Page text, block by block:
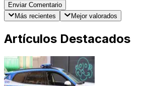
Enviar Comentario
Más recientes
Mejor valorados
Artículos Destacados